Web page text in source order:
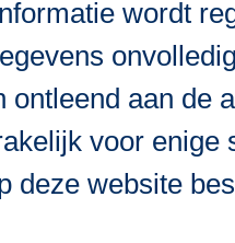
wordt
ontleend aan de
voor
deze website